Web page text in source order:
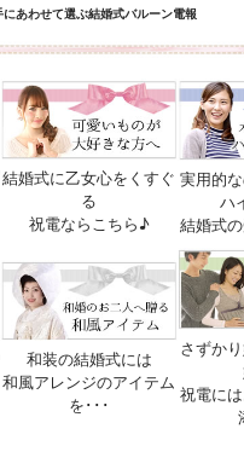
にあわせて選ぶ結婚式バルーン電報
結婚式に乙女心をくすぐ
る
祝電ならこちら♪
実用的
ハ
結婚式
和装の結婚式には
和風アレンジのアイテム
を･･･
さずか
祝電に